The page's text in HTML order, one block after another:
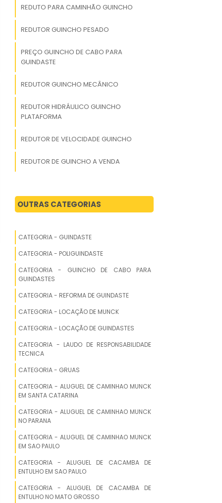
REDUTO PARA CAMINHÃO GUINCHO
REDUTOR GUINCHO PESADO
PREÇO GUINCHO DE CABO PARA
GUINDASTE
REDUTOR GUINCHO MECÂNICO
REDUTOR HIDRÁULICO GUINCHO
PLATAFORMA
REDUTOR DE VELOCIDADE GUINCHO
REDUTOR DE GUINCHO A VENDA
PREÇO REDUTOR GUINCHO
VALOR REDUTOR GUINCHO
GUINCHO DE CABO PARA GUINDASTE
EMPRESA
COTAÇÃO REDUTOR GUINCHO
REDUTOR DE GUINCHO HIDRÁULICO
REDUTOR GUINCHO ELÉTRICO
GUINCHO DE CABO PARA GUINDASTE
REDUTOR DE GUINCHO PESADO
REDUTOR PARA GUINCHO
ONDE COMPRAR REDUTOR DE GUINCHO
GUINCHO REDUTOR
OUTRAS CATEGORIAS
CATEGORIA - GUINDASTE
CATEGORIA - POLIGUINDASTE
CATEGORIA - GUINCHO DE CABO PARA
GUINDASTES
CATEGORIA - REFORMA DE GUINDASTE
CATEGORIA - LOCAÇÃO DE MUNCK
CATEGORIA - LOCAÇÃO DE GUINDASTES
CATEGORIA - LAUDO DE RESPONSABILIDADE
TECNICA
CATEGORIA - GRUAS
CATEGORIA - ALUGUEL DE CAMINHAO MUNCK
EM SANTA CATARINA
CATEGORIA - ALUGUEL DE CAMINHAO MUNCK
NO PARANA
CATEGORIA - ALUGUEL DE CAMINHAO MUNCK
EM SAO PAULO
CATEGORIA - ALUGUEL DE CACAMBA DE
ENTULHO EM SAO PAULO
CATEGORIA - ALUGUEL DE CACAMBA DE
ENTULHO NO MATO GROSSO